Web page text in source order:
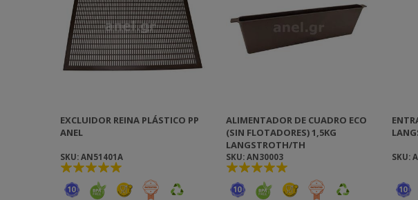
EXCLUIDOR REINA PLÁSTICO PP
ANEL
SKU: AN51401A
ALIMENTADOR DE CUADRO ECO
(SIN FLOTADORES) 1,5KG
LANGSTROTH/TH
SKU: AN30003 SKU: